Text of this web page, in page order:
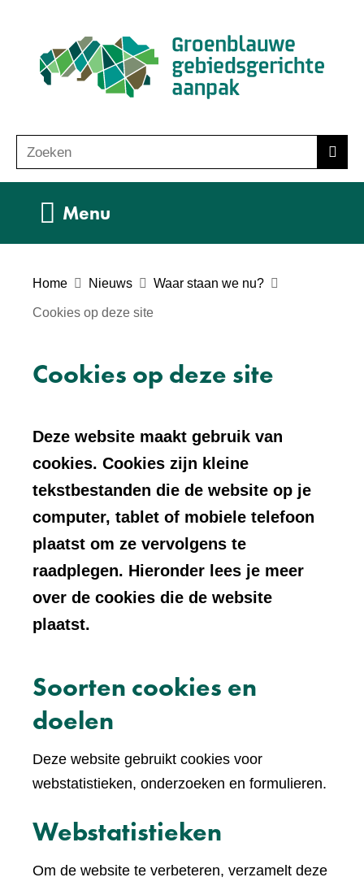
naar
de
inhoud
o
e
Zoeken
Menu
Home Nieuws Waar staan we nu?
Cookies op deze site
Cookies op deze site
Deze website maakt gebruik van
cookies. Cookies zijn kleine
tekstbestanden die de website op je
computer, tablet of mobiele telefoon
plaatst om ze vervolgens te
raadplegen. Hieronder lees je meer
over de cookies die de website
plaatst.
Soorten cookies en
doelen
Deze website gebruikt cookies voor
webstatistieken, onderzoeken en formulieren.
Webstatistieken
Om de website te verbeteren, verzamelt deze